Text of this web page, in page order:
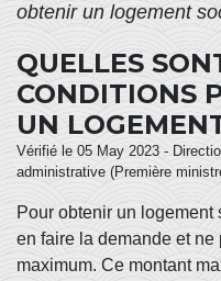
obtenir un logement
QUELLES
CONDITIONS
UN
Vérifié le 05 May 2023 -
administrative (Première
Pour obtenir un logement
en faire la demande et
maximum. Ce montant